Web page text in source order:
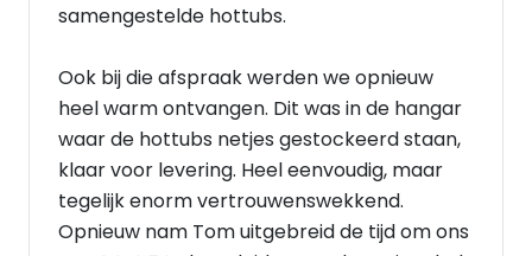
samengestelde hottubs.
Ook bij die afspraak werden we opnieuw
heel warm ontvangen. Dit was in de hangar
waar de hottubs netjes gestockeerd staan,
klaar voor levering. Heel eenvoudig, maar
tegelijk enorm vertrouwenswekkend.
Opnieuw nam Tom uitgebreid de tijd om ons